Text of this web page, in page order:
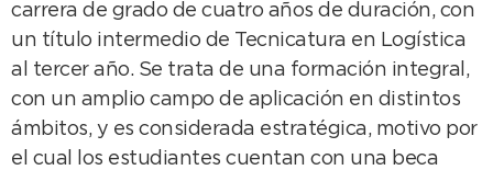
carrera de grado de cuatro años de duración, con
un título intermedio de Tecnicatura en Logística
al tercer año. Se trata de una formación integral,
con un amplio campo de aplicación en distintos
ámbitos, y es considerada estratégica, motivo por
el cual los estudiantes cuentan con una beca